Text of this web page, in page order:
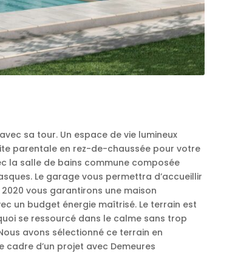
sa tour. Un espace de vie lumineux
parentale en rez-de-chaussée pour votre
la salle de bains commune composée
Le garage vous permettra d’accueillir
vous garantirons une maison
un budget énergie maîtrisé. Le terrain est
se ressourcé dans le calme sans trop
avons sélectionné ce terrain en
d’un projet avec Demeures